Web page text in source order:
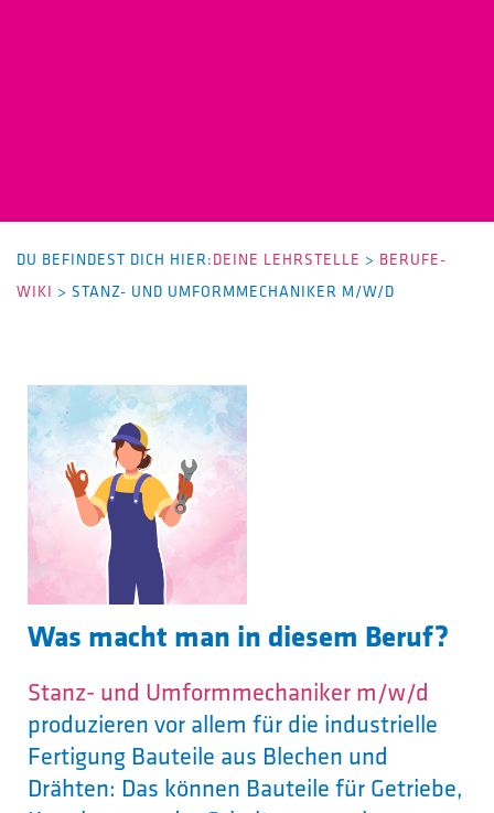
DU BEFINDEST DICH HIER:DEINE LEHRSTELLE > BERUFE-
WIKI > STANZ- UND UMFORMMECHANIKER M/W/D
Was macht man in diesem Beruf?
Stanz- und Umformmechaniker m/w/d
produzieren vor allem für die industrielle
Fertigung Bauteile aus Blechen und
Drähten: Das können Bauteile für Getriebe,